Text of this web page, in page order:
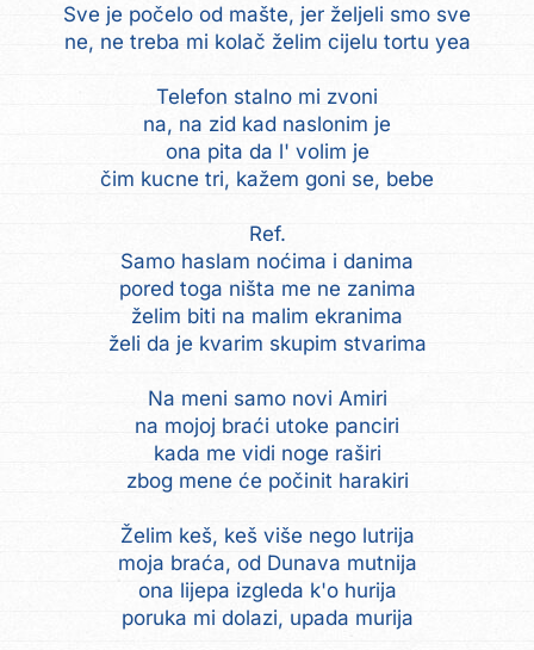
Sve je počelo od mašte, jer željeli smo sve
ne, ne treba mi kolač želim cijelu tortu yea
Telefon stalno mi zvoni
na, na zid kad naslonim je
ona pita da l' volim je
čim kucne tri, kažem goni se, bebe
Ref.
Samo haslam noćima i danima
pored toga ništa me ne zanima
želim biti na malim ekranima
želi da je kvarim skupim stvarima
Na meni samo novi Amiri
na mojoj braći utoke panciri
kada me vidi noge raširi
zbog mene će počinit harakiri
Želim keš, keš više nego lutrija
moja braća, od Dunava mutnija
ona lijepa izgleda k'o hurija
poruka mi dolazi, upada murija